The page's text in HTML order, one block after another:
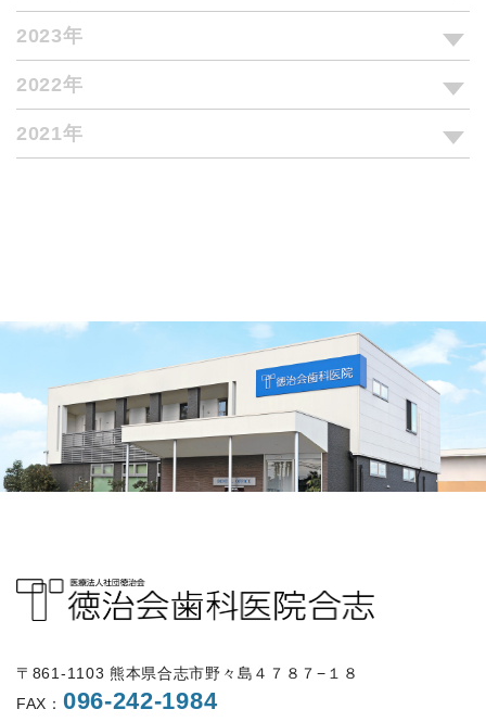
2023年
2022年
2021年
〒861-1103 熊本県合志市野々島４７８７−１８
FAX： 096-242-1984